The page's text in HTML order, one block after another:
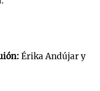
Érika Andújar y